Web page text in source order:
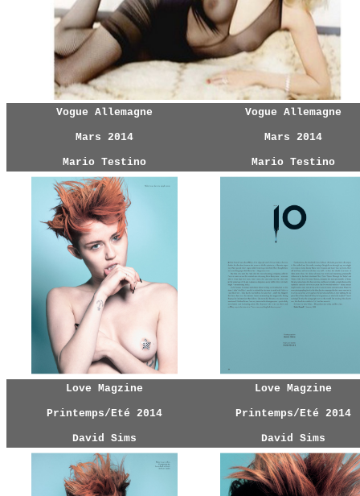
Vogue Allemagne
Mars 2014
Mario Testino
Vogue Allemagne
Mars 2014
Mario Testino
Love Magzine
Printemps/Eté 2014
David Sims
Love Magzine
Printemps/Eté 2014
David Sims